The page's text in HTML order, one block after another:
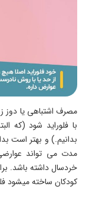
مصرف اشتباهی یا دوز
با فلوراید شود (که
بدانیم.) و بهتر است
مدت می تواند
خردسال داشته باشد.
کودکان ساخته میشود